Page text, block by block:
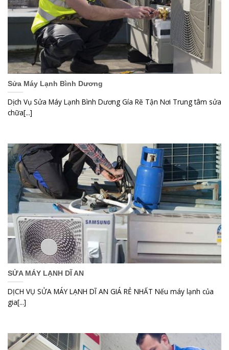
Sửa Máy Lạnh Bình Dương
Dịch Vụ Sửa Máy Lạnh Bình Dương Gía Rẽ Tận Nơi Trung tâm sửa
chữa[...]
SỬA MÁY LẠNH DĨ AN
DỊCH VỤ SỬA MÁY LẠNH DĨ AN GIÁ RẺ NHẤT Nếu máy lạnh của
gia[...]